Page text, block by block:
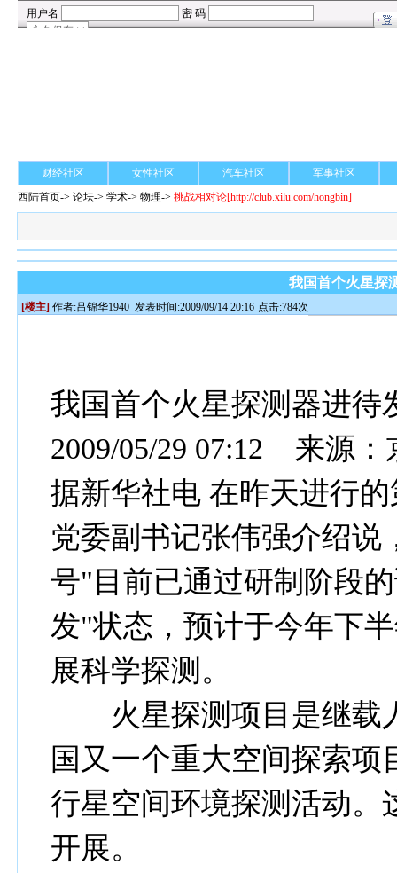
财经社区 女性社区 汽车社区
军事社区
西陆首页->论坛->学术-> 物理->挑战相对论[http://club.xilu.com/hongbin]
我国首个火星探
[楼主] 作者:吕锦华1940 发表时间:2009/09/14 20:16 点击:784次
我国首个火星探测器进待
2009/05/29 07:12 来源：
据新华社电 在昨天进行
党委副书记张伟强介绍
号"目前已通过研制阶段
发"状态，预计于今年下
展科学探测。
火星探测项目是继载
国又一个重大空间探索
行星空间环境探测活动。
开展。